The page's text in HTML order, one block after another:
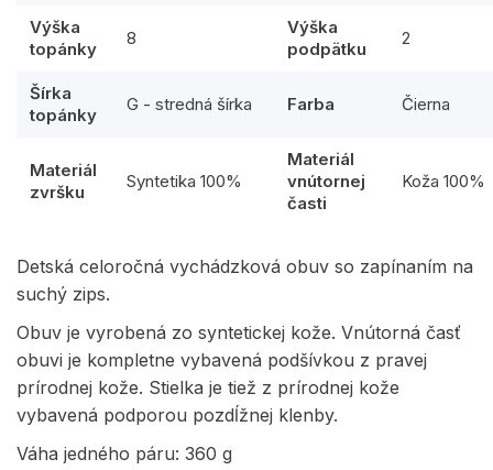
Výška
topánky
8
Výška
podpätku
2
Šírka
topánky
G - stredná šírka Farba Čierna
Materiál
zvršku
Syntetika 100%
Materiál
vnútornej
časti
Koža 100%
Detská celoročná vychádzková obuv so zapínaním na
suchý zips.
Obuv je vyrobená zo syntetickej kože. Vnútorná časť
obuvi je kompletne vybavená podšívkou z pravej
prírodnej kože. Stielka je tiež z prírodnej kože
vybavená podporou pozdĺžnej klenby.
Váha jedného páru: 360 g